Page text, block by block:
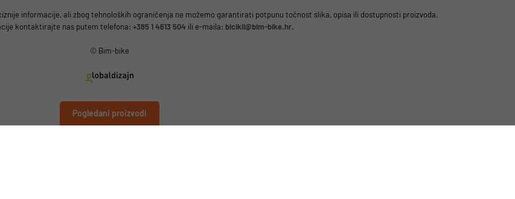
Pogledani proizvodi
informacije, ali zbog tehnoloških ograničenja ne možemo garantirati potpunu točnost slika, opisa ili dostupnosti proizvoda.
kontaktirajte nas putem telefona: +385 1 4613 504 ili e-maila: bicikli@bim-bike.hr.
© Bim-bike